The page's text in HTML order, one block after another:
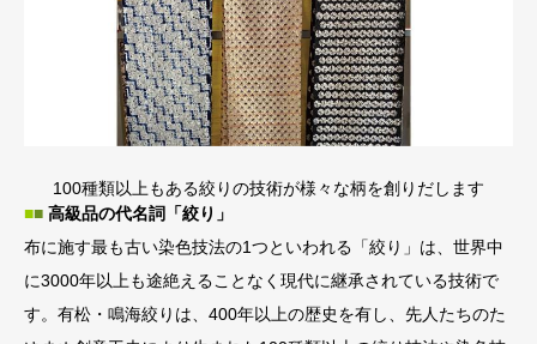
100種類以上もある絞りの技術が様々な柄を創りだします
■■ 高級品の代名詞「絞り」
布に施す最も古い染色技法の1つといわれる「絞り」は、世界中
に3000年以上も途絶えることなく現代に継承されている技術で
す。有松・鳴海絞りは、400年以上の歴史を有し、先人たちのた